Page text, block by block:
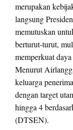
merupakan
langsung
memutuskan
berturut-turut,
memperkuat
Menurut
keluarga
dengan target
hingga 4
(DTSEN).